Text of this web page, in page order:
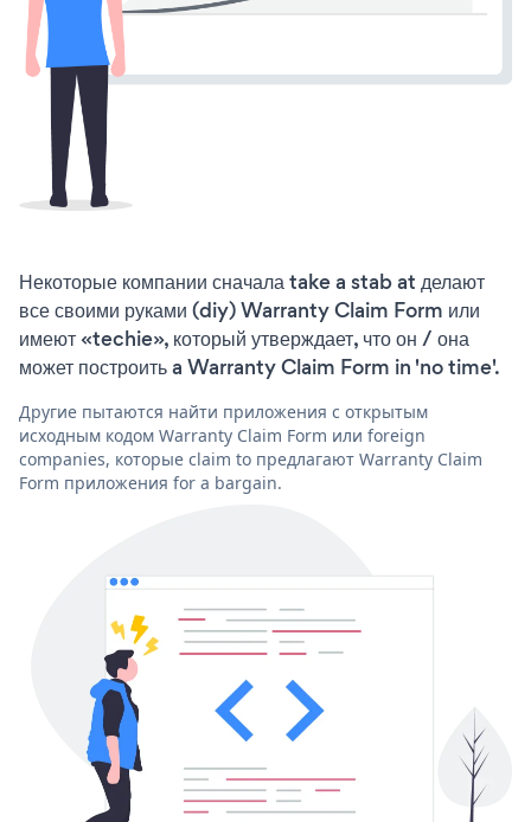
Некоторые компании сначала take a stab at делают
все своими руками (diy) Warranty Claim Form или
имеют «techie», который утверждает, что он / она
может построить a Warranty Claim Form in 'no time'.
Другие пытаются найти приложения с открытым
исходным кодом Warranty Claim Form или foreign
companies, которые claim to предлагают Warranty Claim
Form приложения for a bargain.